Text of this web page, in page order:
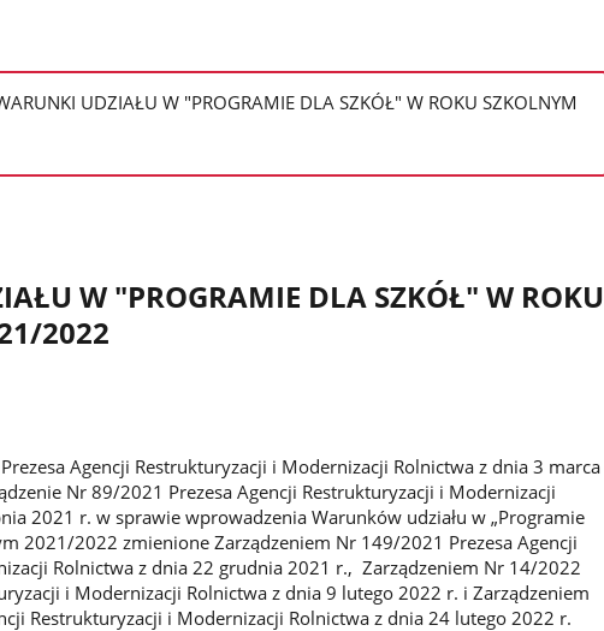
UDZIAŁU W "PROGRAMIE DLA SZKÓŁ" W ROKU SZKOLNYM
W "PROGRAMIE DLA SZKÓŁ" W ROKU
2022
Agencji Restrukturyzacji i Modernizacji Rolnictwa z dnia 3 marca
Nr 89/2021 Prezesa Agencji Restrukturyzacji i Modernizacji
2021 r. w sprawie wprowadzenia Warunków udziału w „Programie
2021/2022 zmienione Zarządzeniem Nr 149/2021 Prezesa Agencji
Rolnictwa z dnia 22 grudnia 2021 r., Zarządzeniem Nr 14/2022
i Modernizacji Rolnictwa z dnia 9 lutego 2022 r. i Zarządzeniem
Restrukturyzacji i Modernizacji Rolnictwa z dnia 24 lutego 2022 r.